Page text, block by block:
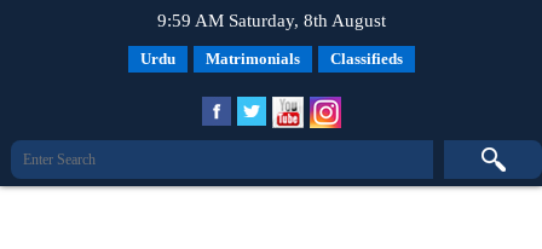
9:59 AM Saturday, 8th August
Urdu Matrimonials Classifieds